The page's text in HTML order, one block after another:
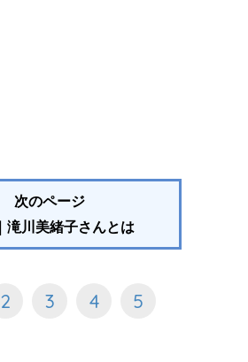
次のページ
滝川美緒子さんとは
2 3 4 5